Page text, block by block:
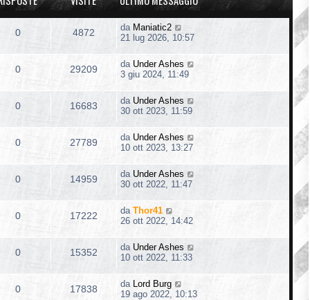
0 4872 da Maniatic2
21 lug 2026, 10:57
0 29209 da Under Ashes
3 giu 2024, 11:49
0 16683 da Under Ashes
30 ott 2023, 11:59
0 27789 da Under Ashes
10 ott 2023, 13:27
0 14959 da Under Ashes
30 ott 2022, 11:47
0 17222 da Thor41
26 ott 2022, 14:42
0 15352 da Under Ashes
10 ott 2022, 11:33
0 17838 da Lord Burg
19 ago 2022, 10:13